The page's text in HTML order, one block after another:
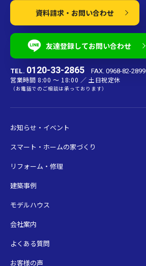
資料請求・お問い合わせ
友達登録してお問い合わせ
TEL. 0120-33-2865 FAX. 0968-82-2899
営業時間 8:00 〜 18:00 ／ 土日祝定休
（お電話でのご相談は承っております）
お知らせ・イベント
スマート・ホームの家づくり
リフォーム・修理
建築事例
モデルハウス
会社案内
よくある質問
お客様の声